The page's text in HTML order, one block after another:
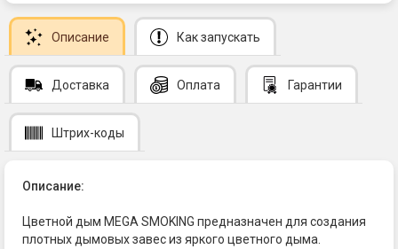
Описание Как запускать
Доставка Оплата Гарантии
Штрих-коды
Описание:
Цветной дым MEGA SMOKING предназначен для создания
плотных дымовых завес из яркого цветного дыма.